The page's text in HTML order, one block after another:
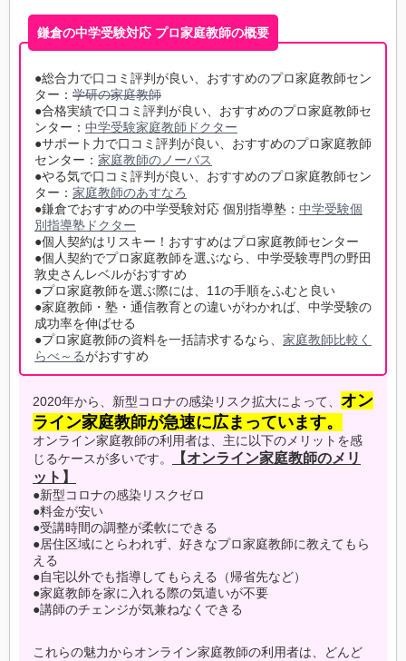
鎌倉の中学受験対応 プロ家庭教師の概要
●総合力で口コミ評判が良い、おすすめのプロ家庭教師セン
ター： 学研の家庭教師
●合格実績で口コミ評判が良い、おすすめのプロ家庭教師セ
ンター： 中学受験家庭教師ドクター
●サポート力で口コミ評判が良い、おすすめのプロ家庭教師
センター： 家庭教師のノーバス
●やる気で口コミ評判が良い、おすすめのプロ家庭教師セン
ター： 家庭教師のあすなろ
●鎌倉でおすすめの中学受験対応 個別指導塾： 中学受験個
別指導塾ドクター
●個人契約はリスキー！おすすめはプロ家庭教師センター
●個人契約でプロ家庭教師を選ぶなら、中学受験専門の野田
敦史さんレベルがおすすめ
●プロ家庭教師を選ぶ際には、11の手順をふむと良い
●家庭教師・塾・通信教育との違いがわかれば、中学受験の
成功率を伸ばせる
●プロ家庭教師の資料を一括請求するなら、 家庭教師比較く
らべ～るがおすすめ
2020年から、新型コロナの感染リスク拡大によって、 オン
ライン家庭教師が急速に広まっています。
オンライン家庭教師の利用者は、主に以下のメリットを感
じるケースが多いです。
【オンライン家庭教師のメリ
ット】
●新型コロナの感染リスクゼロ
●料金が安い
●受講時間の調整が柔軟にできる
●居住区域にとらわれず、好きなプロ家庭教師に教えてもら
える
●自宅以外でも指導してもらえる（帰省先など）
●家庭教師を家に入れる際の気遣いが不要
●講師のチェンジが気兼ねなくできる
これらの魅力からオンライン家庭教師の利用者は、どんど